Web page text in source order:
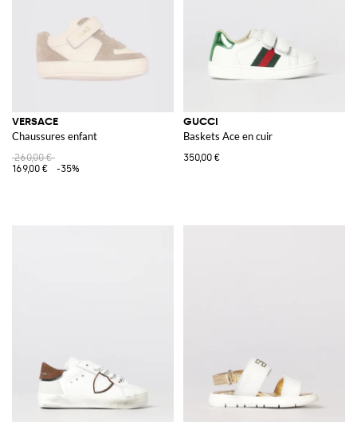
VERSACE
Chaussures enfant
260,00 €
169,00 €
-35%
GUCCI
Baskets Ace en cuir
350,00 €